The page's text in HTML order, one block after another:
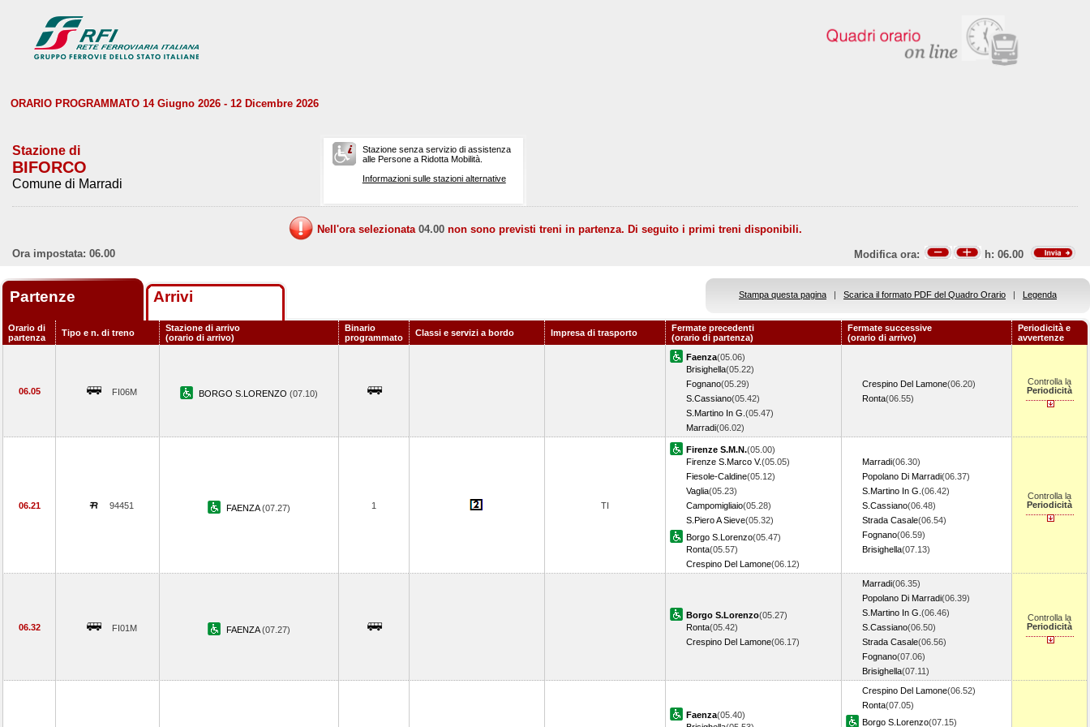
ORARIO PROGRAMMATO 14 Giugno 2026 - 12 Dicembre 2026
Stazione di
BIFORCO
Comune di Marradi
Stazione senza servizio di assistenza
alle Persone a Ridotta Mobilità.
Informazioni sulle stazioni alternative
Nell'ora selezionata 04.00 non sono previsti treni in partenza. Di seguito i primi treni disponibili.
Ora impostata: 06.00
Modifica ora: h: 06.00
Partenze Arrivi Stampa questa pagina | Scarica il formato PDF del Quadro Orario | Legenda
Orario di
partenza
Tipo e n. di treno
Stazione di arrivo
(orario di arrivo)
Binario
programmato
Classi e servizi a bordo Impresa di trasporto
Fermate precedenti
(orario di partenza)
Fermate successive
(orario di arrivo)
Periodicità e
avvertenze
06.05 FI06M BORGO S.LORENZO (07.10)
Faenza(05.06)
Brisighella(05.22)
Fognano(05.29)
S.Cassiano(05.42)
S.Martino In G. (05.47)
Marradi(06.02)
Crespino Del Lamone(06.20)
Ronta(06.55)
Controlla la
Periodicità
06.21 94451 FAENZA(07.27) 1 TI
Firenze S.M.N.(05.00)
Firenze S.Marco V.(05.05)
Fiesole-Caldine(05.12)
Vaglia(05.23)
Campomigliaio(05.28)
S.Piero A Sieve(05.32)
Borgo S.Lorenzo(05.47)
Ronta(05.57)
Crespino Del Lamone(06.12)
Marradi(06.30)
Popolano Di Marradi(06.37)
S.Martino In G. (06.42)
S.Cassiano(06.48)
Strada Casale(06.54)
Fognano(06.59)
Brisighella(07.13)
Controlla la
Periodicità
06.32 FI01M FAENZA(07.27)
Borgo S.Lorenzo(05.27)
Ronta(05.42)
Crespino Del Lamone(06.17)
Marradi(06.35)
Popolano Di Marradi(06.39)
S.Martino In G. (06.46)
S.Cassiano(06.50)
Strada Casale(06.56)
Fognano(07.06)
Brisighella(07.11)
Controlla la
Periodicità
Faenza(05.40)
Crespino Del Lamone(06.52)
Ronta(07.05)
Borgo S.Lorenzo(07.15)